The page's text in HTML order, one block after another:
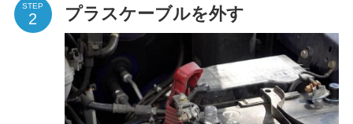
STEP プラスケーブルを外す